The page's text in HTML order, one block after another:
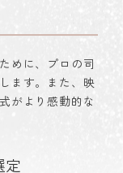
めに、プロの司
ます。また、映
がより感動的な
定